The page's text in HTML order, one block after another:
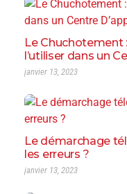
Le
l’utiliser dans un
janvier 13, 2023
Le démarchage
les erreurs ?
janvier 13, 2023